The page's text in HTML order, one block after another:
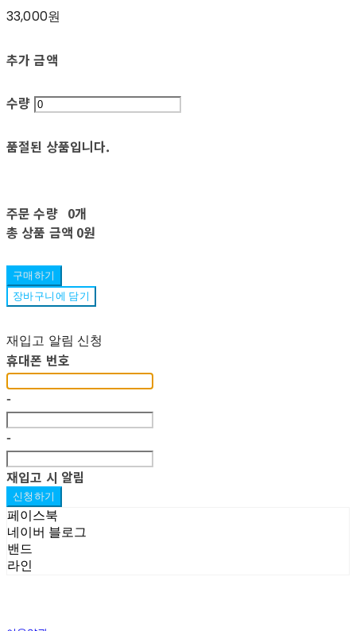
33,000원
추가 금액
수량
품절된 상품입니다.
주문 수량 0개
총 상품 금액 0원
구매하기
장바구니에 담기
재입고 알림 신청
휴대폰 번호
-
-
재입고 시 알림
신청하기
페이스북
네이버 블로그
밴드
라인